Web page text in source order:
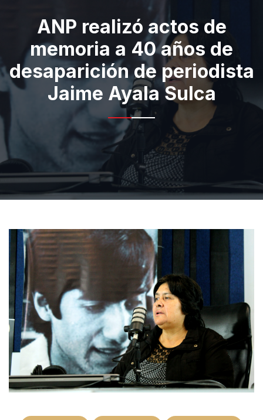
ANP realizó actos de
memoria a 40 años de
desaparición de periodista
Jaime Ayala Sulca